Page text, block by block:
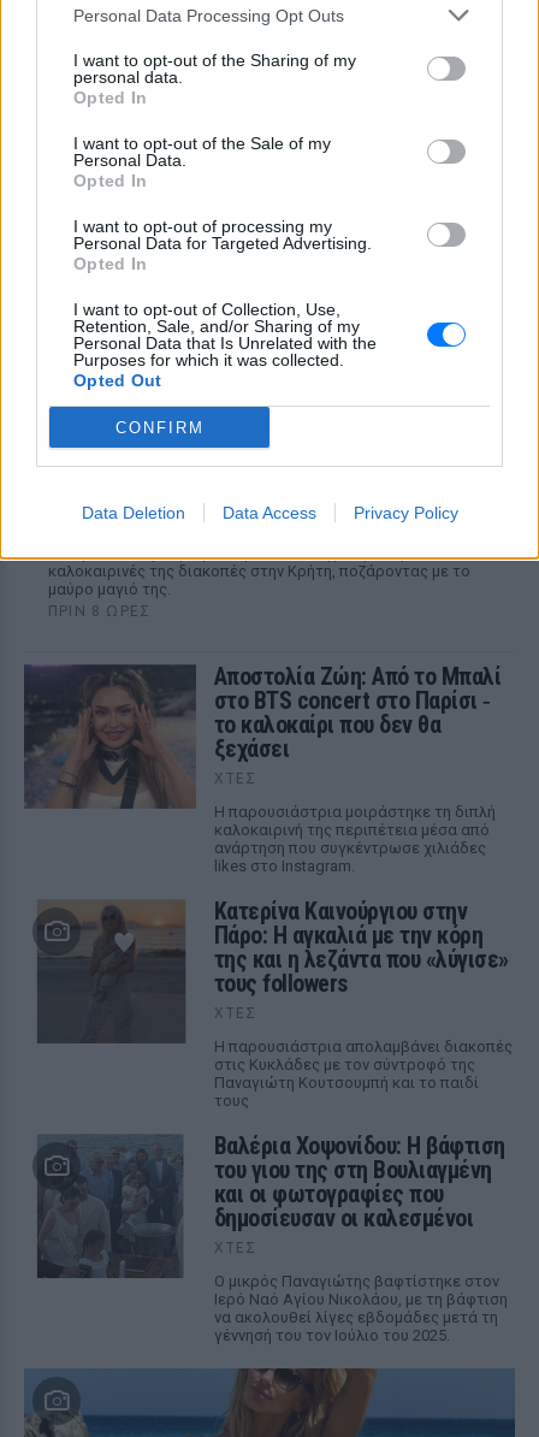
Personal Data Processing Opt Outs
I want to opt-out of the Sharing of my
personal data.
Opted In
I want to opt-out of the Sale of my
Personal Data.
Opted In
I want to opt-out of processing my
Personal Data for Targeted Advertising.
Opted In
I want to opt-out of Collection, Use,
Retention, Sale, and/or Sharing of my
Personal Data that Is Unrelated with the
Purposes for which it was collected.
Opted Out
CONFIRM
Data Deletion Data Access Privacy Policy
να αποκαλύψει ακόμη λεπτομέρειες για
το ατύχημα.
Κατερίνα Παπουτσάκη: Η
σχόλια
να τραγουδά με τον Papazo και να κάνει
τη δική της... πασαρέλα, με τους fans να
εστιάζουν στη φυσική της εμφάνιση.
Ναταλία Γερμανού: Με μαύρο μπικίνι στην
παραλία της Κρήτης
Η παρουσιάστρια μοιράστηκε εικόνες χαλάρωσης από τις
καλοκαιρινές της διακοπές στην Κρήτη, ποζάροντας με το
μαύρο μαγιό της.
ΠΡΙΝ 8 ΏΡΕΣ
Αποστολία Ζώη: Από το Μπαλί
στο BTS concert στο Παρίσι ‑
το καλοκαίρι που δεν θα
ξεχάσει
ΧΤΕΣ
Η παρουσιάστρια μοιράστηκε τη διπλή
καλοκαιρινή της περιπέτεια μέσα από
ανάρτηση που συγκέντρωσε χιλιάδες
likes στο Instagram.
Κατερίνα Καινούργιου στην
Πάρο: Η αγκαλιά με την κόρη
της και η λεζάντα που «λύγισε»
τους followers
ΧΤΕΣ
Η παρουσιάστρια απολαμβάνει διακοπές
στις Κυκλάδες με τον σύντροφό της
Παναγιώτη Κουτσουμπή και το παιδί
τους
Βαλέρια Χοψονίδου: Η βάφτιση
του γιου της στη Βουλιαγμένη
και οι φωτογραφίες που
δημοσίευσαν οι καλεσμένοι
ΧΤΕΣ
Ο μικρός Παναγιώτης βαφτίστηκε στον
Ιερό Ναό Αγίου Νικολάου, με τη βάφτιση
να ακολουθεί λίγες εβδομάδες μετά τη
γέννησή του τον Ιούλιο του 2025.